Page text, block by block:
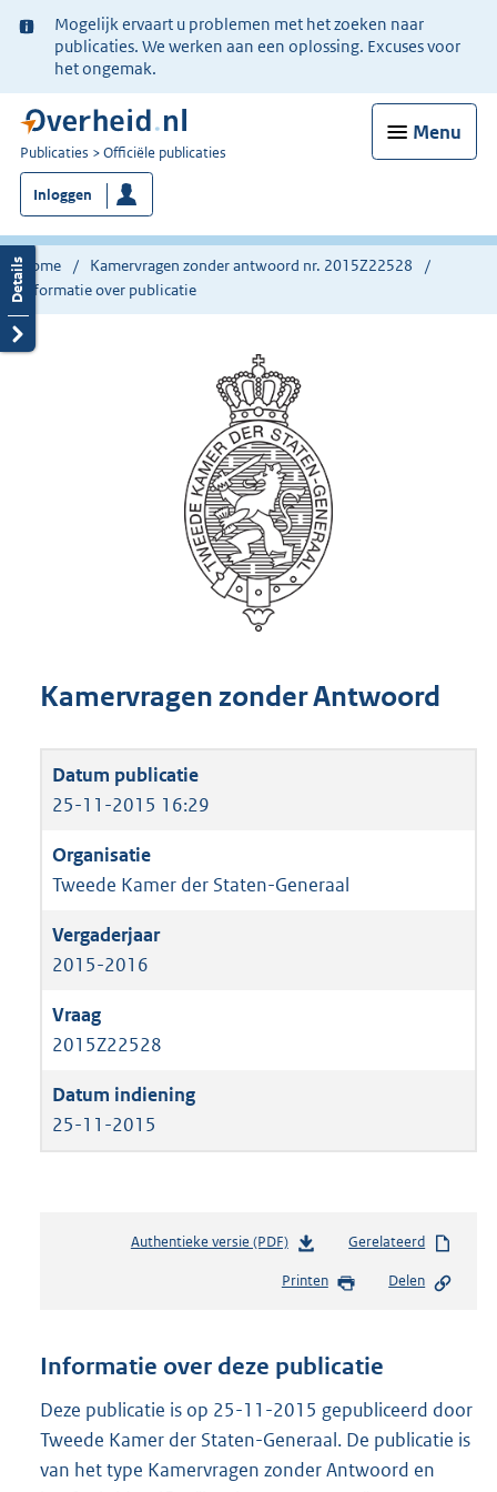
Ter
informatie:
Mogelijk ervaart u problemen met het zoeken naar
publicaties. We werken aan een oplossing. Excuses voor
het ongemak.
Menu
U
bent
nu
hier:
Publicaties Officiële publicaties
Inloggen
Home
Kamervragen zonder antwoord nr. 2015Z22528
Informatie over publicatie
Kamervragen zonder Antwoord
25-11-2015 16:29
Tweede Kamer der Staten-Generaal
2015-2016
2015Z22528
25-11-2015
Authentieke versie (PDF)b
s
n
s
r
o
Gerelateerd
Printen Delen
Informatie over deze publicatie
Deze publicatie is op 25-11-2015 gepubliceerd door
Tweede Kamer der Staten-Generaal. De publicatie is
van het type Kamervragen zonder Antwoord en